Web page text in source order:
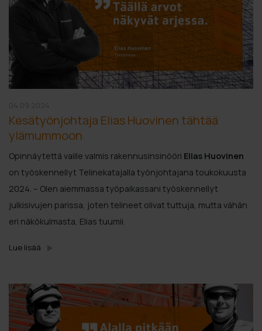
Kesätyönjohtaja Elias Huovinen tähtää
ylämummoon
Opinnäytettä vaille valmis rakennusinsinööri Elias Huovinen
on työskennellyt Telinekatajalla työnjohtajana toukokuusta
2024. – Olen aiemmassa työpaikassani työskennellyt
julkisivujen parissa, joten telineet olivat tuttuja, mutta vähän
eri näkökulmasta, Elias tuumii.
Lue lisää